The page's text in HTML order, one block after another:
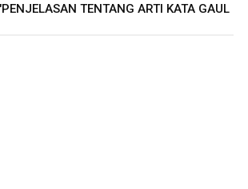
TENTANG ARTI KATA GAUL